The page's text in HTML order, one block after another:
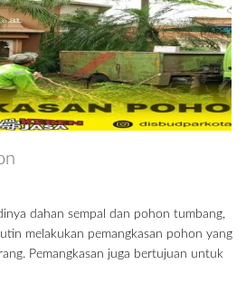
dahan sempal dan pohon tumbang,
melakukan pemangkasan pohon yang
Pemangkasan juga bertujuan untuk